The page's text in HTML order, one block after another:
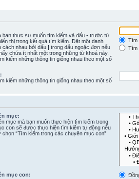
thực sự muốn tìm kiếm và dấu - trước từ
thị trong kết quả tìm kiếm. Đặt một danh
cách nhau bởi dấu | trong dấu ngoặc đơn nếu
chứa ít nhất một trong những từ khoá này.
kiếm những thông tin giống nhau theo một số
Tìm
Tìm
kiếm những thông tin giống nhau theo một số
mục:
mục mà bạn muốn thực hiện tìm kiếm trong
con sẽ được thực hiện tìm kiếm tự động nếu
“Tìm kiếm trong các chuyên mục con”
mục con: